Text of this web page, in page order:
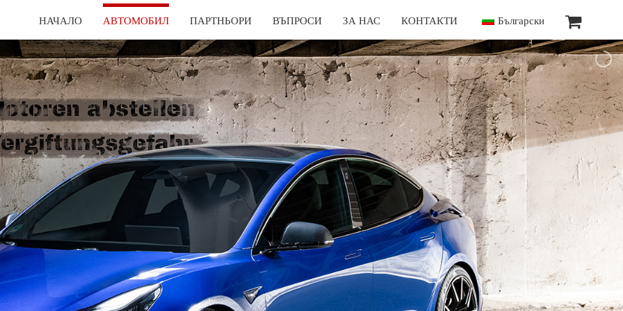
НАЧАЛО АВТОМОБИЛ ПАРТНЬОРИ ВЪПРОСИ ЗА НАС КОНТАКТИ Български